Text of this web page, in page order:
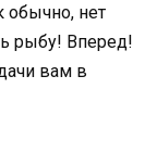
обычно, нет
рыбу! Вперед!
вам в